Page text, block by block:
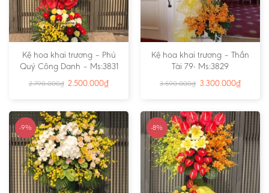
Kệ hoa khai trương – Phú
Quý Công Danh – Ms:3831
2.790.000₫ 2.500.000₫
Kệ hoa khai trương – Thần
Tài 79- Ms:3829
3.590.000₫ 3.300.000₫
-9% -8%